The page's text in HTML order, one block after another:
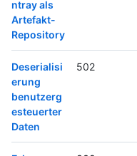
ntray als
Artefakt-
Repository
Deserialisi
erung
benutzerg
esteuerter
Daten
502